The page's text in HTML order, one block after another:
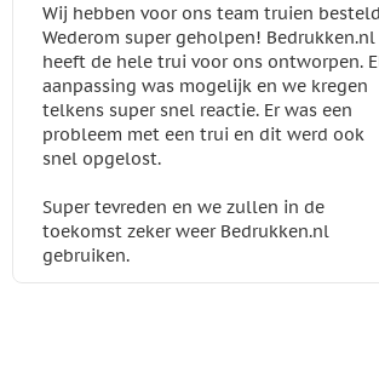
Wij hebben voor ons team truien
Wederom super geholpen! Bedrukken.nl
heeft de hele trui voor ons ontworpen.
aanpassing was mogelijk en we kregen
telkens super snel reactie. Er was een
probleem met een trui en dit werd ook
snel opgelost.
Super tevreden en we zullen in de
toekomst zeker weer Bedrukken.nl
gebruiken.